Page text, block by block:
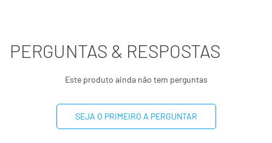
PERGUNTAS & RESPOSTAS
Este produto ainda não tem perguntas
SEJA O PRIMEIRO A PERGUNTAR